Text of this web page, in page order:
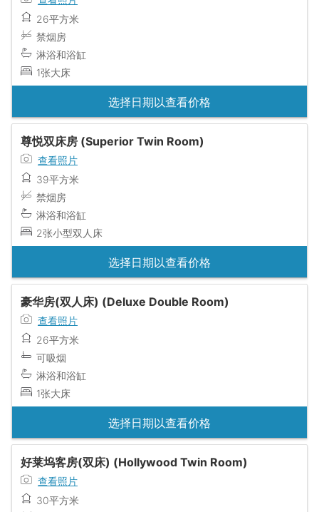
26平方米
禁烟房
淋浴和浴缸
1张大床
选择日期以查看价格
尊悦双床房 (Superior Twin Room)
查看照片
39平方米
禁烟房
淋浴和浴缸
2张小型双人床
选择日期以查看价格
豪华房(双人床) (Deluxe Double Room)
查看照片
26平方米
可吸烟
淋浴和浴缸
1张大床
选择日期以查看价格
好莱坞客房(双床) (Hollywood Twin Room)
查看照片
30平方米